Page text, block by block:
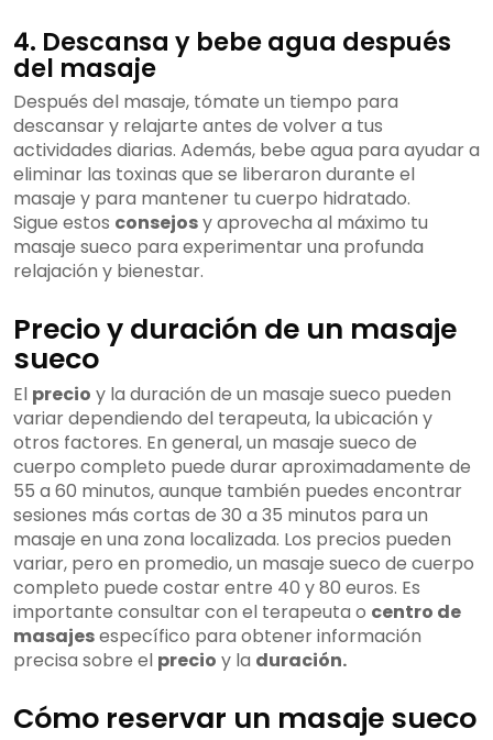
4. Descansa y bebe agua después
del masaje
Después del masaje, tómate un tiempo para
descansar y relajarte antes de volver a tus
actividades diarias. Además, bebe agua para ayudar a
eliminar las toxinas que se liberaron durante el
masaje y para mantener tu cuerpo hidratado.
Sigue estos consejosy aprovecha al máximo tu
masaje sueco para experimentar una profunda
relajación y bienestar.
Precio y duración de un masaje
sueco
El precio y la duración de un masaje sueco pueden
variar dependiendo del terapeuta, la ubicación y
otros factores. En general, un masaje sueco de
cuerpo completo puede durar aproximadamente de
55 a 60 minutos, aunque también puedes encontrar
sesiones más cortas de 30 a 35 minutos para un
masaje en una zona localizada. Los precios pueden
variar, pero en promedio, un masaje sueco de cuerpo
completo puede costar entre 40 y 80 euros. Es
importante consultar con el terapeuta o centro de
masajesespecífico para obtener información
precisa sobre el precio y la duración.
Cómo reservar un masaje sueco